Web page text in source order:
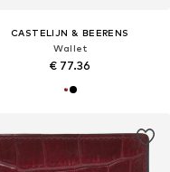
CASTELIJN & BEERENS
Wallet
€ 77.36